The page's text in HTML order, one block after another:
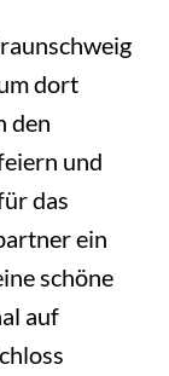
dort
den
und
das
ein
schöne
auf